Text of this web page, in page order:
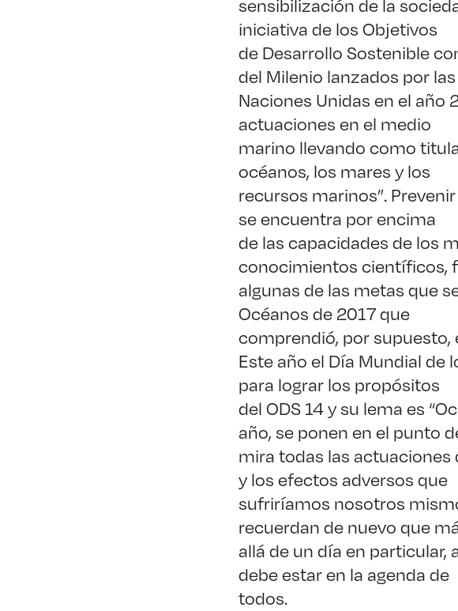
iniciativa de los Objetivos
de Desarrollo Sostenible
del Milenio lanzados por las
Naciones Unidas en el año
actuaciones en el medio
marino llevando como
océanos, los mares y los
recursos marinos”.
se encuentra por encima
de las capacidades de los
conocimientos científicos,
algunas de las metas que
Océanos de 2017 que
comprendió, por supuesto,
Este año el Día Mundial de
para lograr los propósitos
del ODS 14 y su lema es
año, se ponen en el punto
mira todas las
y los efectos adversos que
sufriríamos nosotros
recuerdan de nuevo que
allá de un día en
debe estar en la agenda de
todos.